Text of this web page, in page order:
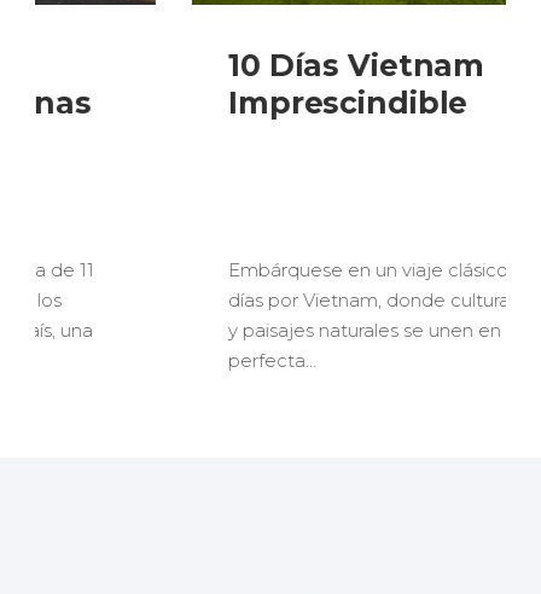
10 Días Vietnam
Imprescindible
Embárquese en un viaje clásico de 10
días por Vietnam, donde cultura, historia
y paisajes naturales se unen en